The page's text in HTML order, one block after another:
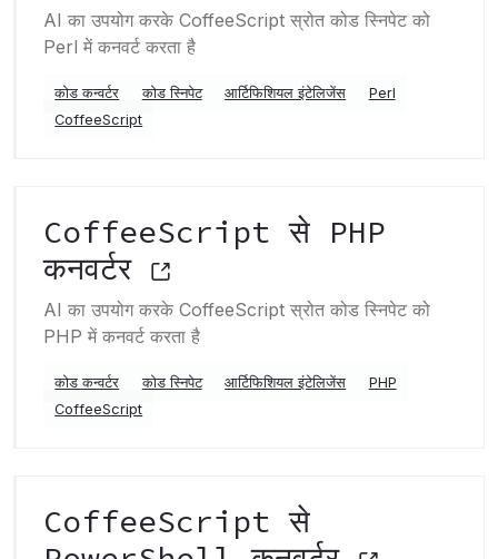
AI का उपयोग करके CoffeeScript स्रोत कोड स्निपेट को
Perl में कनवर्ट करता है
कोड कन्वर्टर कोड स्निपेट आर्टिफिशियल इंटेलिजेंस
Perl
CoffeeScript
CoffeeScript से PHP
कनवर्टर
AI का उपयोग करके CoffeeScript स्रोत कोड स्निपेट को
PHP में कनवर्ट करता है
कोड कन्वर्टर कोड स्निपेट आर्टिफिशियल इंटेलिजेंस
PHP
CoffeeScript
CoffeeScript से